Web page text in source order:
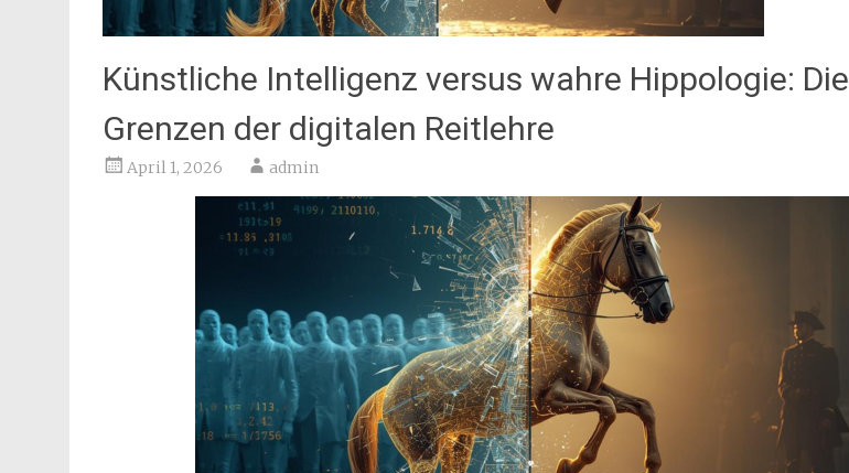
Künstliche Intelligenz versus wahre Hippologie: Die
Grenzen der digitalen Reitlehre
April 1, 2026 admin